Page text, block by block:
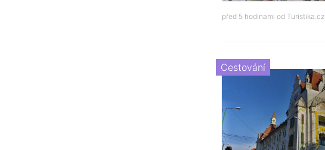
před 5 hodinami od Turistika.cz
Cestování